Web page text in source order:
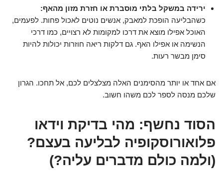
ירידה במשקל בלתי מוסברת או חזרת מזון מהאף:
כשהבליעה הופכת למאבק, אנשים נוטים לאכול פחות. לפעמים,
האוכל אפילו מוצא את דרכו למקומות לא רצויים, כמו דרכי
הנשימה או אפילו האף. גם דלקות ריאה חוזרות יכולות להיות
סימן מבשר רעות.
אם אחד או יותר מהסימנים האלה מצלצלים לכם, אל תחכו. הגרון
שלכם מנסה לספר לכם משהו חשוב.
הסוד נחשף: מהי בדיקת וידאו
פלואורוסקופיה לבליעה בעצם?
(ולמה כולם מדברים עליה?)